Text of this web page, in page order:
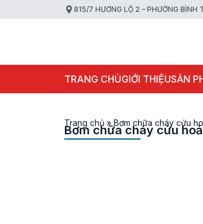
815/7 HƯƠNG LỘ 2 – PHƯỜNG
TRANG CHỦGIỚI THIỆUSẢN
Trang chủ » Bơm chữa cháy cứu
Bơm chữa cháy cứu